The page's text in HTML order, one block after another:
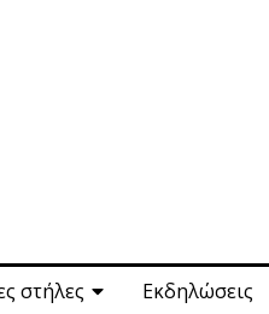
στήλες Εκδηλώσεις